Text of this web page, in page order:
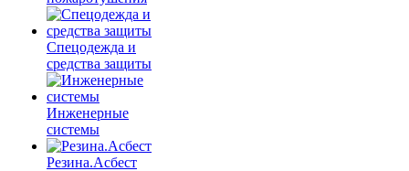
Спецодежда и
средства защиты
Инженерные
системы
Резина.Асбест